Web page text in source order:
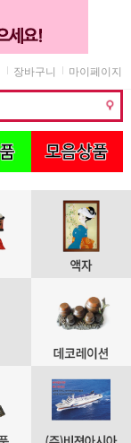
마이페이지
장바구니